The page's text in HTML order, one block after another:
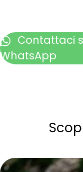
Contattaci
WhatsApp